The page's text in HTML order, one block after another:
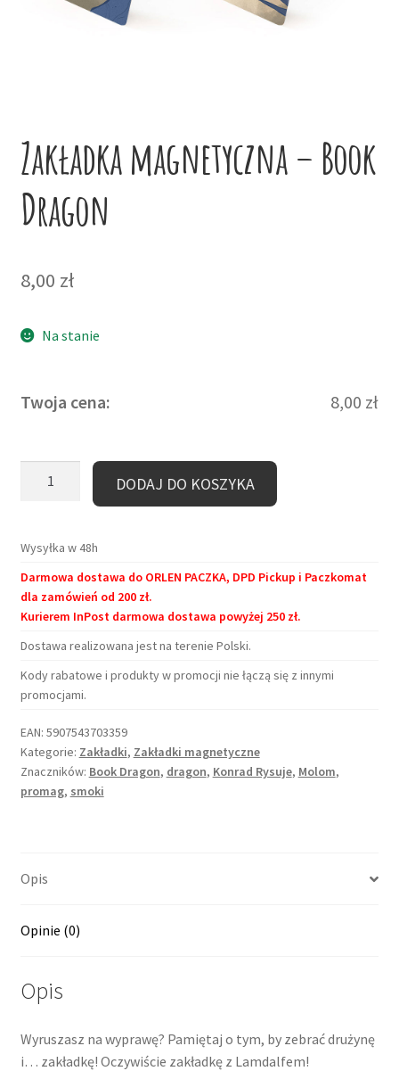
Zakładka magnetyczna – Book
Dragon
8,00 zł
Na stanie
Twoja cena: 8,00 zł
Book
Dragon
DODAJ DO KOSZYKA
Wysyłka w 48h
Darmowa dostawa do ORLEN PACZKA, DPD Pickup i Paczkomat
dla zamówień od 200 zł.
Kurierem InPost darmowa dostawa powyżej 250 zł.
Dostawa realizowana jest na terenie Polski.
Kody rabatowe i produkty w promocji nie łączą się z innymi
promocjami.
EAN: 5907543703359
Kategorie: Zakładki, Zakładki magnetyczne
Znaczników: Book Dragon, dragon, Konrad Rysuje, Molom,
promag, smoki
Opis
Opinie (0)
Opis
Wyruszasz na wyprawę? Pamiętaj o tym, by zebrać drużynę
i… zakładkę! Oczywiście zakładkę z Lamdalfem!